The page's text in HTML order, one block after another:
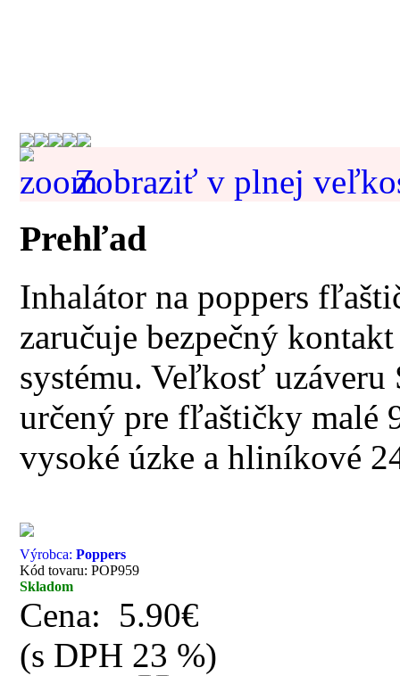
Zobraziť v plnej
Prehľad
Inhalátor na poppers
zaručuje bezpečný
systému. Veľkosť
určený pre fľaštičky malé
vysoké úzke a hliníkové
Výrobca:Poppers
Kód tovaru: POP959
Skladom
Cena: 5.90€
(s DPH 23 %)